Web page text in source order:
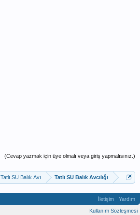
(Cevap yazmak için üye olmalı veya giriş yapmalısınız.)
Tatlı SU Balık Avı Tatlı SU Balık Avcılığı
İletişim
Yardım
Kullanım Sözleşmesi